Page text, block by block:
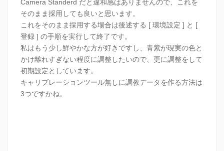
Camera Standerd だと違和感はありませんので、これを
そのまま採用しても良いと思います。
これをそのまま採用する場合は後述する [ 環境設定 ] と [
登録 ] の手順を実行して終了です。
私はもう少し鮮やかな方が好きですし、青紫が現実の色と
かけ離れすぎない程度に調整したいので、更に調整をして
初期設定としています。
キャリブレーションツール無しに調教データを作る方法は
3つですかね。